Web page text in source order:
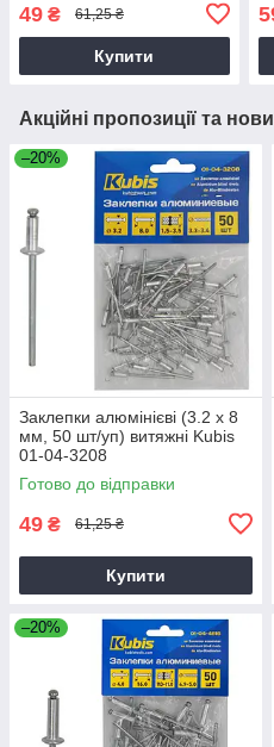
49 ₴ 61,25 ₴
Купити
Акційні пропозиції та
–20%
Заклепки алюмінієві (3.2 х 8
мм, 50 шт/уп) витяжні Kubis
01-04-3208
Готово до відправки
49 ₴ 61,25 ₴
Купити
–20%